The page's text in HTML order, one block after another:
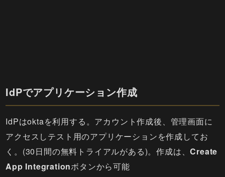
IdPでアプリケーション作成
IdPはoktaを利用する。アカウント作成後、管理画面に
アクセスしテスト用のアプリケーションを作成してお
く。(30日間の無料トライアルがある)。作成は、Create
App Integrationボタンから可能